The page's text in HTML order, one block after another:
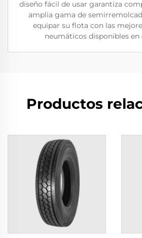
diseño fácil de usar garantiza
amplia gama de
equipar su flota con las
neumáticos disponibles en
Productos